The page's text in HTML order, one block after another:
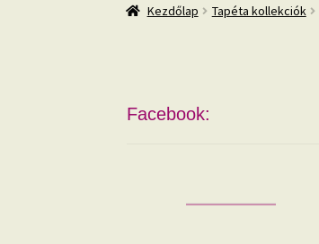
Kezdőlap Tapéta kollekciók
Facebook: